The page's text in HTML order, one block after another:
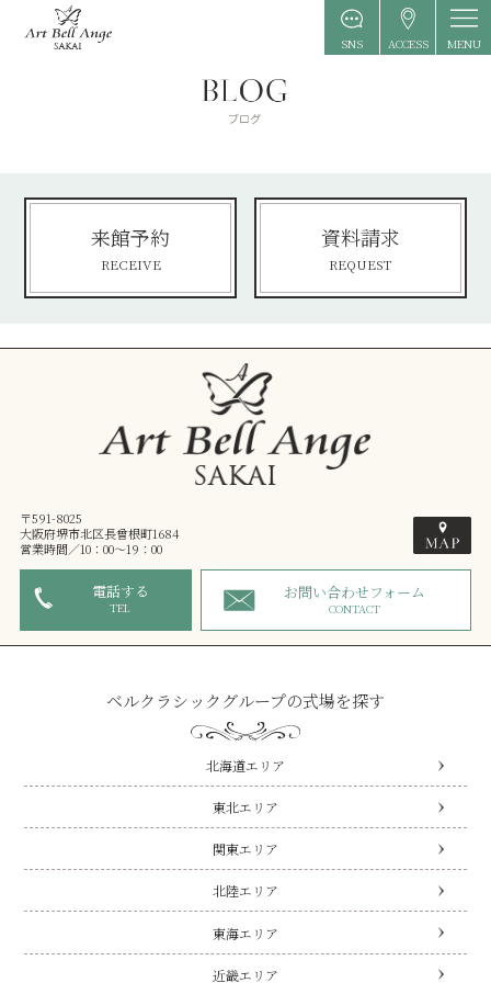
SNS ACCESS MENU
来館予約
RECEIVE
資料請求
REQUEST
〒591-8025
大阪府堺市北区長曾根町1684
営業時間／10：00～19：00
電話する
TEL
お問い合わせフォーム
CONTACT
ベルクラシックグループの式場を探す
北海道エリア
東北エリア
関東エリア
北陸エリア
東海エリア
近畿エリア